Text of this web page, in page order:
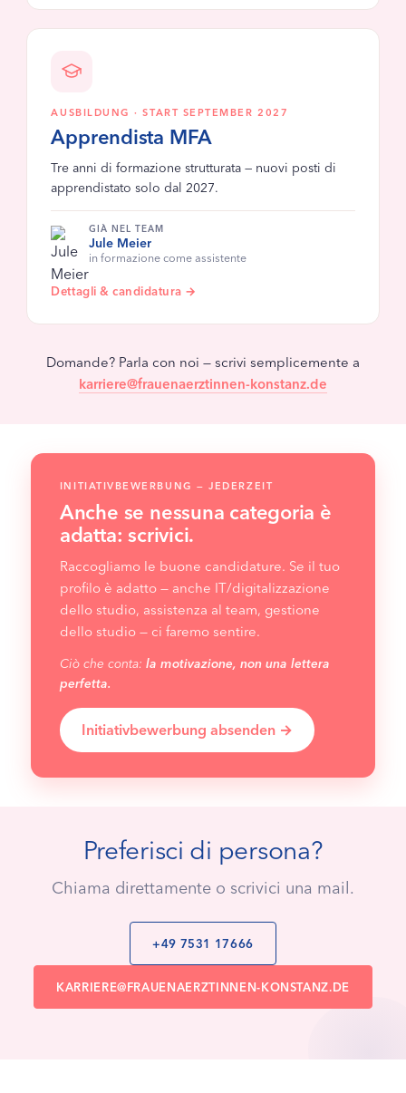
AUSBILDUNG · START SEPTEMBER 2027
Apprendista MFA
Tre anni di formazione strutturata — nuovi posti di
apprendistato solo dal 2027.
GIÀ NEL TEAM
Jule Meier
in formazione come assistente
Dettagli & candidatura →
Domande? Parla con noi — scrivi semplicemente a
karriere@frauenaerztinnen-konstanz.de
INITIATIVBEWERBUNG — JEDERZEIT
Anche se nessuna categoria è
adatta: scrivici.
Raccogliamo le buone candidature. Se il tuo
profilo è adatto — anche IT/digitalizzazione
dello studio, assistenza al team, gestione
dello studio — ci faremo sentire.
Ciò che conta: la motivazione, non una lettera
perfetta.
Initiativbewerbung absenden →
Preferisci di persona?
Chiama direttamente o scrivici una mail.
+49 7531 17666
KARRIERE@FRAUENAERZTINNEN-KONSTANZ.DE